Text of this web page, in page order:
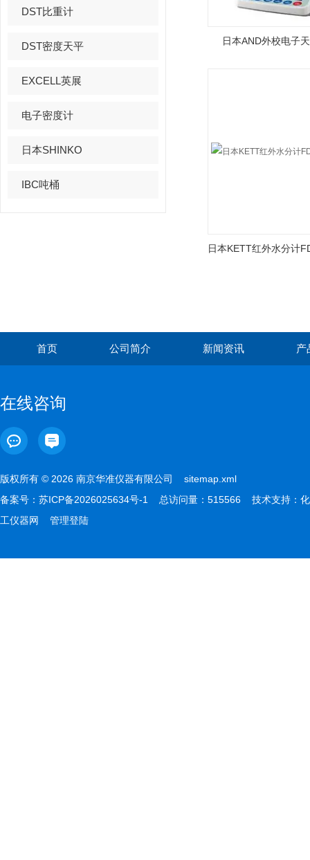
DST比重计
DST密度天平
EXCELL英展
电子密度计
日本SHINKO
IBC吨桶
日本AND外校电子
首页 公司简介 新闻资讯 产
在线咨询
版权所有 © 2026 南京华准仪器有限公司 sitemap.xml
备案号： 苏ICP备2026025634号-1 总访问量：515566 技术支持： 化
工仪器网
管理登陆